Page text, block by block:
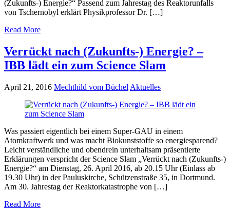
(Zukunfts-) Energie?“ Passend zum Jahrestag des Reaktorunfalls
von Tschernobyl erklärt Physikprofessor Dr. […]
Read More
Verrückt nach (Zukunfts-) Energie? –
IBB lädt ein zum Science Slam
April 21, 2016 Mechthild vom Büchel Aktuelles
Was passiert eigentlich bei einem Super-GAU in einem
Atomkraftwerk und was macht Biokunststoffe so energiesparend?
Leicht verständliche und obendrein unterhaltsam präsentierte
Erklärungen verspricht der Science Slam „Verrückt nach (Zukunfts-)
Energie?“ am Dienstag, 26. April 2016, ab 20.15 Uhr (Einlass ab
19.30 Uhr) in der Pauluskirche, Schützenstraße 35, in Dortmund.
Am 30. Jahrestag der Reaktorkatastrophe von […]
Read More